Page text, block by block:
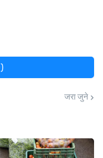
जरा जुने